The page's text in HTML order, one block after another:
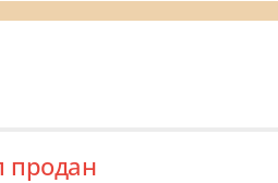
продан